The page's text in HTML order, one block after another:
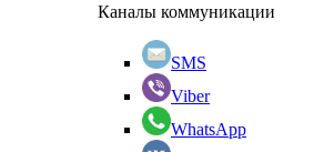
Каналы коммуникации
SMS
Viber
WhatsApp